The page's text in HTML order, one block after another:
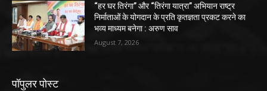
“हर घर तिरंगा” और “तिरंगा यात्रा” अभियान राष्ट्र
निर्माताओं के योगदान के प्रति कृतज्ञता प्रकट करने का
भव्य माध्यम बनेगा : अरुण साव
August 7, 2026
पॉपुलर पोस्ट